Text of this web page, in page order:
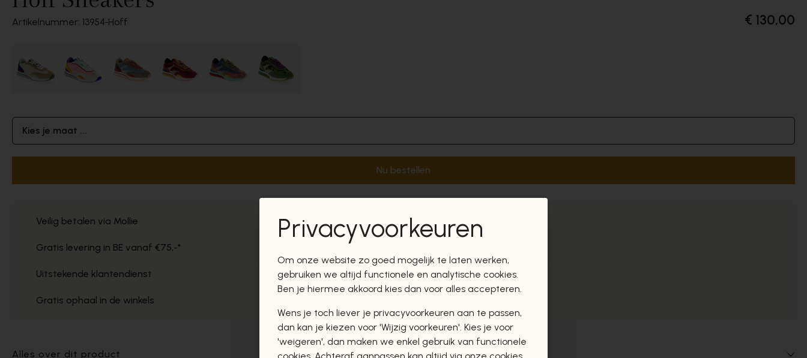
Artikelnummer: 13954 Hoff € 130,00
Kies je maat ...
Nu bestellen
Veilig betalen via Mollie
Gratis levering in BE vanaf €75,-*
Uitstekende klantendienst
Gratis ophaal in de winkels
Alles over dit product
Privacyvoorkeuren
Om onze website zo goed mogelijk te laten werken,
gebruiken we altijd functionele en analytische cookies.
Ben je hiermee akkoord kies dan voor alles accepteren.
Wens je toch liever je privacyvoorkeuren aan te passen,
dan kan je kiezen voor 'Wijzig voorkeuren'. Kies je voor
'weigeren', dan maken we enkel gebruik van functionele
cookies. Achteraf aanpassen kan altijd via onze cookies